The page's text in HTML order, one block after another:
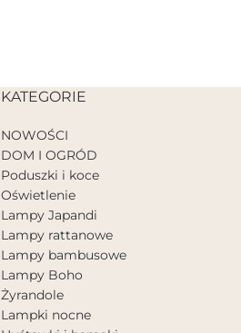
KATEGORIE
NOWOŚCI
DOM I OGRÓD
Poduszki i koce
Oświetlenie
Lampy Japandi
Lampy rattanowe
Lampy bambusowe
Lampy Boho
Żyrandole
Lampki nocne